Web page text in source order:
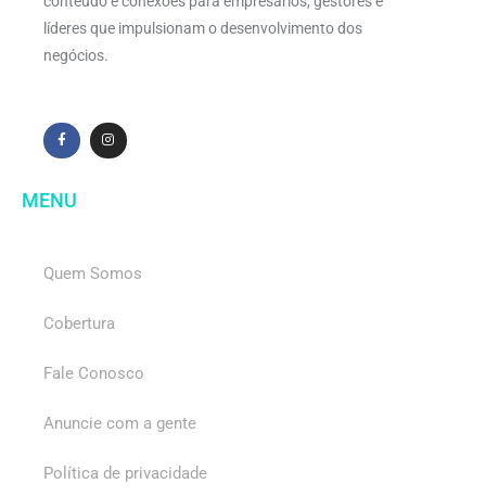
líderes que impulsionam o desenvolvimento dos
negócios.
MENU
Quem Somos
Cobertura
Fale Conosco
Anuncie com a gente
Política de privacidade